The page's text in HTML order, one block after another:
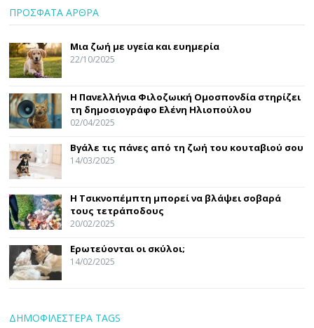
ΠΡΟΣΦΑΤΑ ΑΡΘΡΑ
Μια ζωή με υγεία και ευημερία
22/10/2025
Η Πανελλήνια Φιλοζωική Ομοσπονδία στηρίζει
τη δημοσιογράφο Ελένη Ηλιοπούλου
02/04/2025
Βγάλε τις πάνες από τη ζωή του κουταβιού σου
14/03/2025
Η Τσικνοπέμπτη μπορεί να βλάψει σοβαρά
τους τετράποδους
20/02/2025
Ερωτεύονται οι σκύλοι;
14/02/2025
ΔΗΜΟΦΙΛΕΣΤΕΡΑ TAGS